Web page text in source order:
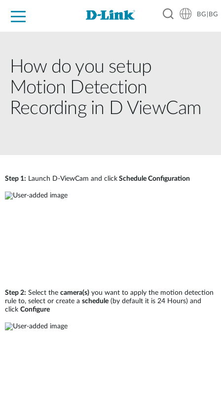
BG|BG
How do you setup
Motion Detection
Recording in D ViewCam
Step 1: Launch D-ViewCam and click Schedule Configuration
Step 2: Select the camera(s) you want to apply the motion detection
rule to, select or create a schedule (by default it is 24 Hours) and
click Configure